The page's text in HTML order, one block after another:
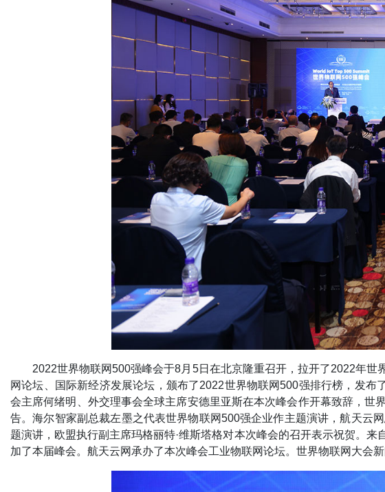
2022世界物联网500强峰会于8月5日在北京隆重召开，拉开了2022年
网论坛、国际新经济发展论坛，颁布了2022世界物联网500强排行榜，发
会主席何绪明、外交理事会全球主席安德里亚斯在本次峰会作开幕致辞，世
告。海尔智家副总裁左墨之代表世界物联网500强企业作主题演讲，航天云
题演讲，欧盟执行副主席玛格丽特·维斯塔格对本次峰会的召开表示祝贺。
加了本届峰会。航天云网承办了本次峰会工业物联网论坛。世界物联网大会